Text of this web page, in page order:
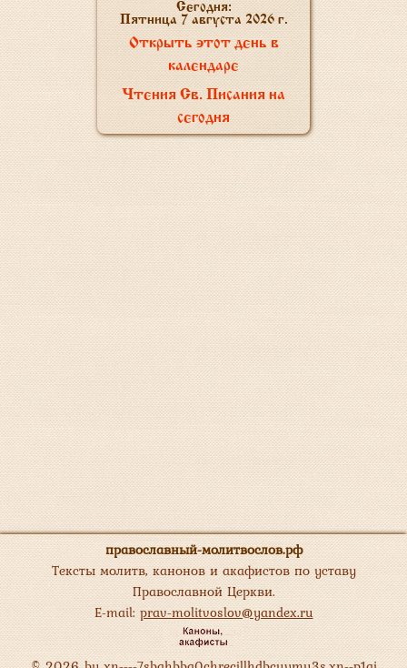
Сегодня:
Пятница 7 августа 2026 г.
Открыть этот день в
календаре
Чтения Св. Писания на
сегодня
православный-молитвослов.рф
Тексты молитв, канонов и акафистов по уставу
Православной Церкви.
E-mail:prav-molitvoslov@yandex.ru